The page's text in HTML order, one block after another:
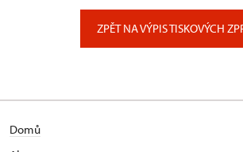
ZPĚT NA VÝPIS TISKOVÝCH
Domů